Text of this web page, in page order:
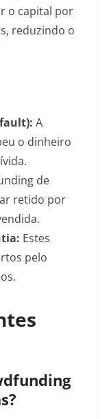
o capital por
reduzindo o
A
o dinheiro
de
retido por
Estes
pelo